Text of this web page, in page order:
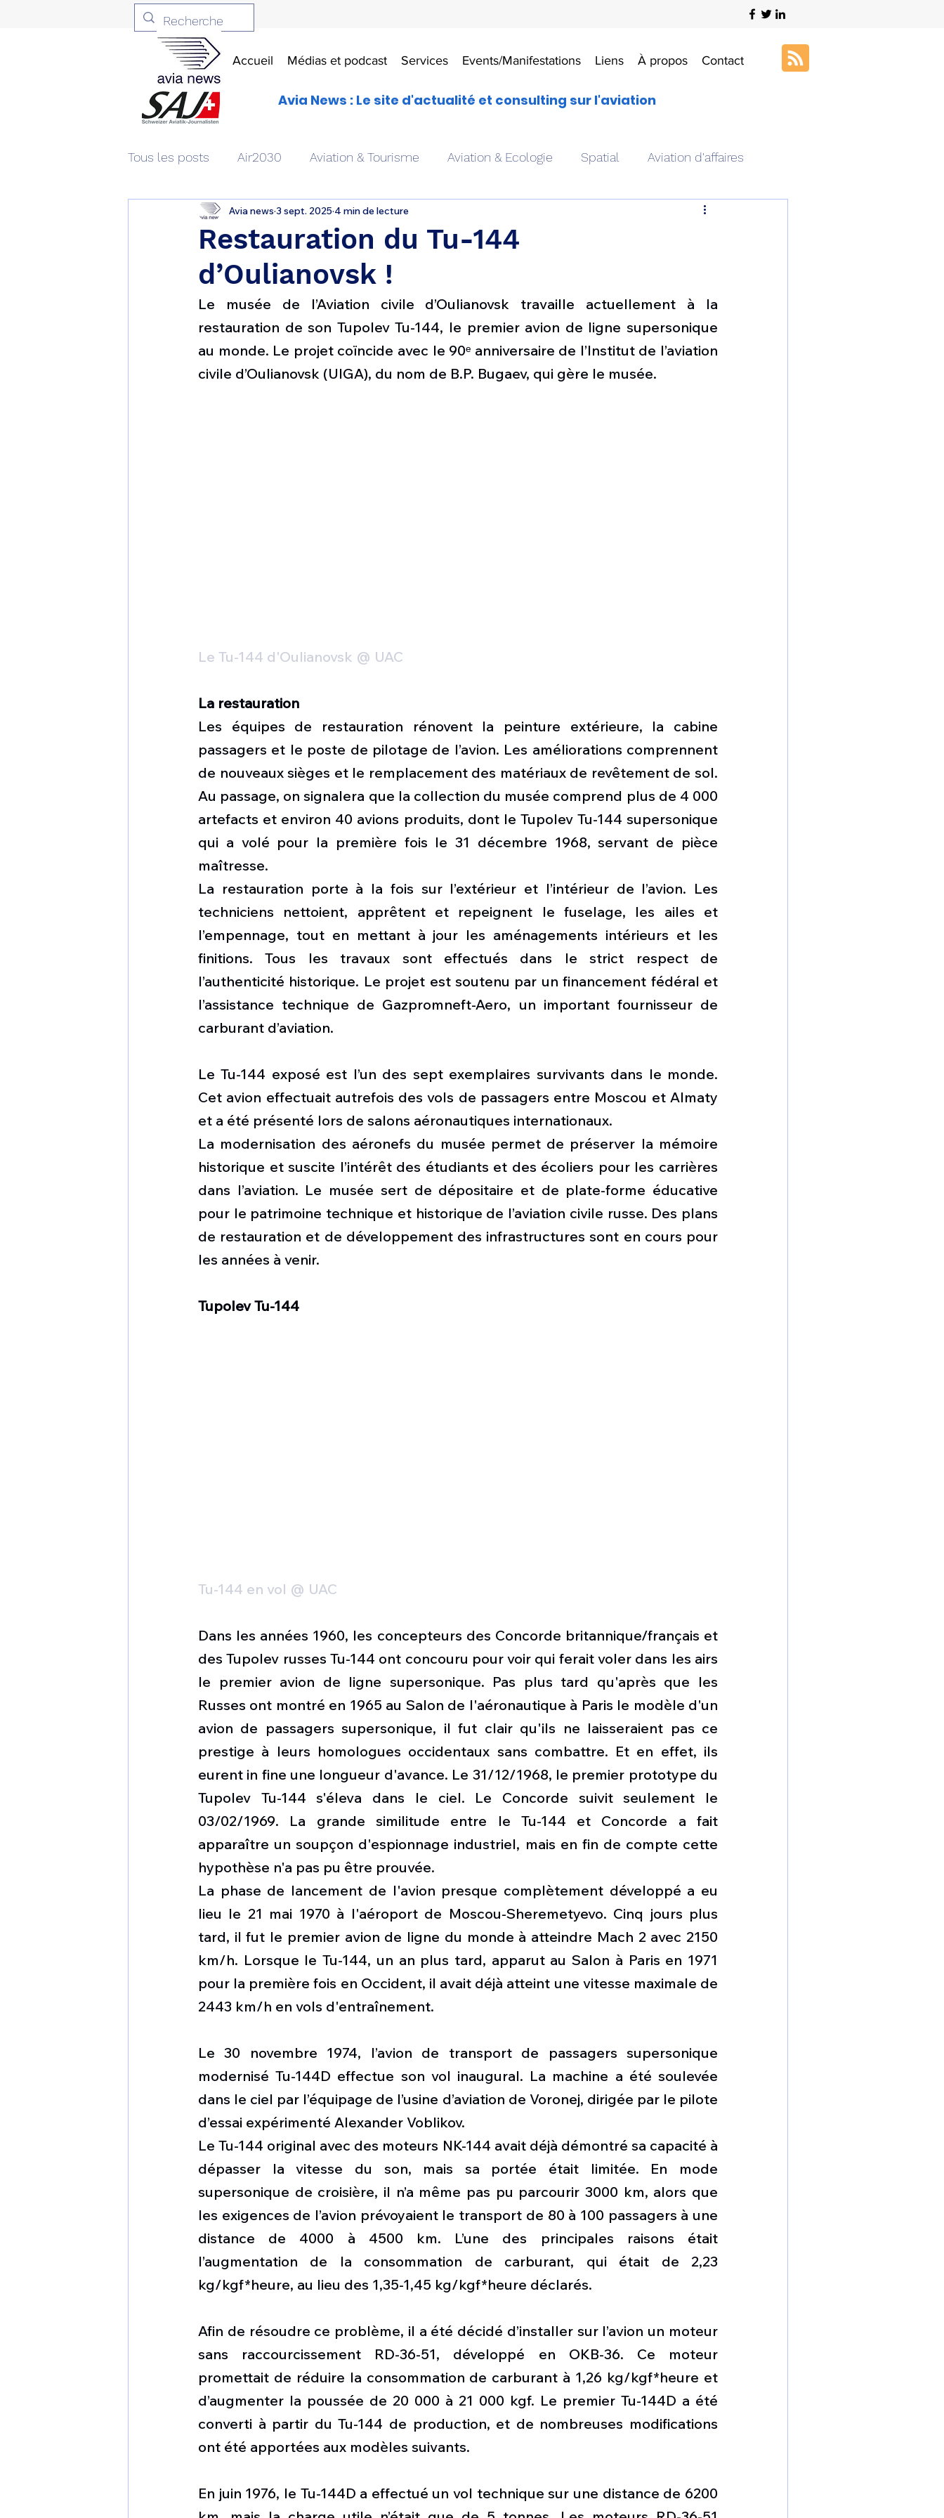
Accueil Médias et podcast Services Events/Manifestations Liens À propos Contact
Avia News : Le site d'actualité et consulting sur l'aviation
Tous les posts Air2030 Aviation & Tourisme Aviation & Ecologie Spatial Aviation d'affaires
Aviation & Défense Livres Drones aériens Art & Aviation
Patrimoine aéronautique Avionique & pilotage
1 er avril Motorisation Défense sol-air DSA Amphibie Drones Composante ESPACE
Shenyang J-35 Bombardier Global 6500 Fret aérien Salon Aéronautique de Dubaï 25
Restauration du Tu-144
d’Oulianovsk !
Avia news 3 sept. 2025 4 min de lecture
Le musée de l’Aviation civile d’Oulianovsk travaille actuellement à la
restauration de son Tupolev Tu-144, le premier avion de ligne supersonique
au monde. Le projet coïncide avec le 90ᵉ anniversaire de l’Institut de l’aviation
civile d’Oulianovsk (UIGA), du nom de B.P. Bugaev, qui gère le musée.
Le Tu-144 d'Oulianovsk @ UAC
La restauration
Les équipes de restauration rénovent la peinture extérieure, la cabine
passagers et le poste de pilotage de l’avion. Les améliorations comprennent
de nouveaux sièges et le remplacement des matériaux de revêtement de sol.
Au passage, on signalera que la collection du musée comprend plus de 4 000
artefacts et environ 40 avions produits, dont le Tupolev Tu-144 supersonique
qui a volé pour la première fois le 31 décembre 1968, servant de pièce
maîtresse.
La restauration porte à la fois sur l’extérieur et l’intérieur de l’avion. Les
techniciens nettoient, apprêtent et repeignent le fuselage, les ailes et
l’empennage, tout en mettant à jour les aménagements intérieurs et les
finitions. Tous les travaux sont effectués dans le strict respect de
l’authenticité historique. Le projet est soutenu par un financement fédéral et
l’assistance technique de Gazpromneft-Aero, un important fournisseur de
carburant d’aviation.
Le Tu-144 exposé est l’un des sept exemplaires survivants dans le monde.
Cet avion effectuait autrefois des vols de passagers entre Moscou et Almaty
et a été présenté lors de salons aéronautiques internationaux.
La modernisation des aéronefs du musée permet de préserver la mémoire
historique et suscite l’intérêt des étudiants et des écoliers pour les carrières
dans l’aviation. Le musée sert de dépositaire et de plate-forme éducative
pour le patrimoine technique et historique de l’aviation civile russe. Des plans
de restauration et de développement des infrastructures sont en cours pour
les années à venir.
Tupolev Tu-144
Tu-144 en vol @ UAC
Dans les années 1960, les concepteurs des Concorde britannique/français et
des Tupolev russes Tu-144 ont concouru pour voir qui ferait voler dans les airs
le premier avion de ligne supersonique. Pas plus tard qu'après que les
Russes ont montré en 1965 au Salon de l'aéronautique à Paris le modèle d'un
avion de passagers supersonique, il fut clair qu'ils ne laisseraient pas ce
prestige à leurs homologues occidentaux sans combattre. Et en effet, ils
eurent in fine une longueur d'avance. Le 31/12/1968, le premier prototype du
Tupolev Tu-144 s'éleva dans le ciel. Le Concorde suivit seulement le
03/02/1969. La grande similitude entre le Tu-144 et Concorde a fait
apparaître un soupçon d'espionnage industriel, mais en fin de compte cette
hypothèse n'a pas pu être prouvée.
La phase de lancement de l'avion presque complètement développé a eu
lieu le 21 mai 1970 à l'aéroport de Moscou-Sheremetyevo. Cinq jours plus
tard, il fut le premier avion de ligne du monde à atteindre Mach 2 avec 2150
km/h. Lorsque le Tu-144, un an plus tard, apparut au Salon à Paris en 1971
pour la première fois en Occident, il avait déjà atteint une vitesse maximale de
2443 km/h en vols d'entraînement.
Le 30 novembre 1974, l’avion de transport de passagers supersonique
modernisé Tu-144D effectue son vol inaugural. La machine a été soulevée
dans le ciel par l’équipage de l’usine d’aviation de Voronej, dirigée par le pilote
d’essai expérimenté Alexander Voblikov.
Le Tu-144 original avec des moteurs NK-144 avait déjà démontré sa capacité à
dépasser la vitesse du son, mais sa portée était limitée. En mode
supersonique de croisière, il n’a même pas pu parcourir 3000 km, alors que
les exigences de l’avion prévoyaient le transport de 80 à 100 passagers à une
distance de 4000 à 4500 km. L’une des principales raisons était
l’augmentation de la consommation de carburant, qui était de 2,23
kg/kgf*heure, au lieu des 1,35-1,45 kg/kgf*heure déclarés.
Afin de résoudre ce problème, il a été décidé d’installer sur l’avion un moteur
sans raccourcissement RD-36-51, développé en OKB-36. Ce moteur
promettait de réduire la consommation de carburant à 1,26 kg/kgf*heure et
d’augmenter la poussée de 20 000 à 21 000 kgf. Le premier Tu-144D a été
converti à partir du Tu-144 de production, et de nombreuses modifications
ont été apportées aux modèles suivants.
En juin 1976, le Tu-144D a effectué un vol technique sur une distance de 6200